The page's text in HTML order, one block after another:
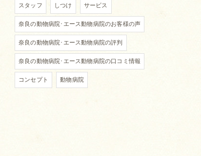
スタッフ
しつけ
サービス
奈良の動物病院･エース動物病院のお客様の声
奈良の動物病院･エース動物病院の評判
奈良の動物病院･エース動物病院の口コミ情報
コンセプト
動物病院